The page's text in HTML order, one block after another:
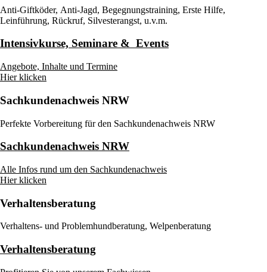
Anti-Giftköder, Anti-Jagd, Begegnungs­training, Erste Hilfe,
Leinführung, Rückruf, Silvesterangst, u.v.m.
Intensivkurse, Seminare & Events
Angebote, Inhalte und Termine
Hier klicken
Sachkunde­nachweis NRW
Perfekte Vorbereitung für den Sach­kunde­nach­weis NRW
Sachkunde­nachweis NRW
Alle Infos rund um den Sach­kunde­nach­weis
Hier klicken
Verhaltens­beratung
Verhaltens- und Problem­hund­beratung, Welpenberatung
Verhaltens­beratung